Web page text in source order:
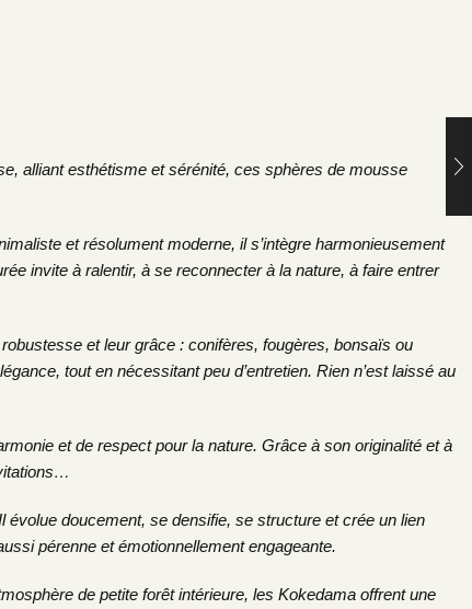
alliant esthétisme et sérénité, ces sphères de mousse
et résolument moderne, il s’intègre harmonieusement
invite à ralentir, à se reconnecter à la nature, à faire entrer
et leur grâce : conifères, fougères, bonsaïs ou
tout en nécessitant peu d’entretien. Rien n’est laissé au
et de respect pour la nature. Grâce à son originalité et à
doucement, se densifie, se structure et crée un lien
pérenne et émotionnellement engageante.
de petite forêt intérieure, les Kokedama offrent une